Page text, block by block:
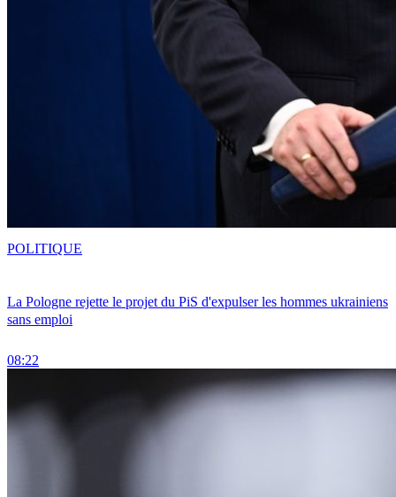
La Pologne rejette le projet du PiS d'expulser les hommes ukrainiens
sans emploi
08:22
POLITIQUE